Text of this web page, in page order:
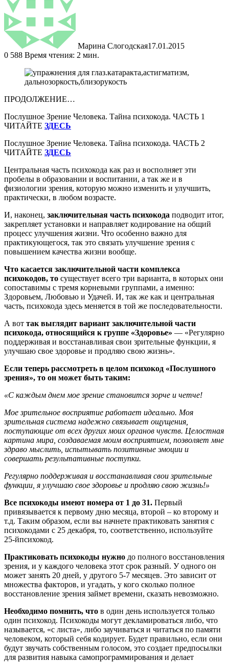
Марина Слогодская17.01.2015
0 588 Время чтения: 2 мин.
ПРОДОЛЖЕНИЕ…
Послушное Зрение Человека. Тайна психокода. ЧАСТЬ 1
ЧИТАЙТЕ ЗДЕСЬ
Послушное Зрение Человека. Тайна психокода. ЧАСТЬ 2
ЧИТАЙТЕ ЗДЕСЬ
Центральная часть психокода как раз и восполняет эти
пробелы в образовании и воспитании, а так же и в
физиологии зрения, которую можно изменить и улучшить,
практически, в любом возрасте.
И, наконец, заключительная часть психокода подводит итог,
закрепляет установки и направляет кодирование на общий
процесс улучшения жизни. Что особенно важно для
практикующегося, так это связать улучшение зрения с
повышением качества жизни вообще.
Что касается заключительной части комплекса
психокодов, то существует всего три варианта, в которых они
сопоставимы с тремя корневыми группами, а именно:
Здоровьем, Любовью и Удачей. И, так же как и центральная
часть, психокода здесь меняется в той же последовательности.
А вот так выглядит вариант заключительной части
психокода, относящийся к группе «Здоровье» — «Регулярно
поддерживая и восстанавливая свои зрительные функции, я
улучшаю свое здоровье и продляю свою жизнь».
Если теперь рассмотреть в целом психокод «Послушного
зрения», то он может быть таким:
«С каждым днем мое зрение становится зорче и четче!
Мое зрительное восприятие работает идеально. Моя
зрительная система надежно связывает ощущения,
поступающие от всех других моих органов чувств. Целостная
картина мира, создаваемая моим восприятием, позволяет мне
здраво мыслить, испытывать позитивные эмоции и
совершать результативные поступки.
Регулярно поддерживая и восстанавливая свои зрительные
функции, я улучшаю свое здоровье и продляю свою жизнь!»
Все психокоды имеют номера от 1 до 31. Первый
привязывается к первому дню месяца, второй – ко второму и
т.д. Таким образом, если вы начнете практиковать занятия с
психокодами с 25 декабря, то, соответственно, используйте
25-йпсихокод.
Практиковать психокоды нужно до полного восстановления
зрения, и у каждого человека этот срок разный. У одного он
может занять 20 дней, у другого 5-7 месяцев. Это зависит от
множества факторов, и угадать, у кого сколько полное
восстановление зрения займет времени, сказать невозможно.
Необходимо помнить, что в один день используется только
один психокод. Психокоды могут декламироваться либо, что
называется, «с листа», либо заучиваться и читаться по памяти
человеком, который себя кодирует. Будет правильно, если они
будут звучать собственным голосом, это создает предпосылки
для развития навыка самопрограммирования и делает